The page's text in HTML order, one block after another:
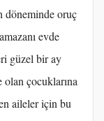
döneminde oruç
evde
güzel bir ay
çocuklarına
aileler için bu